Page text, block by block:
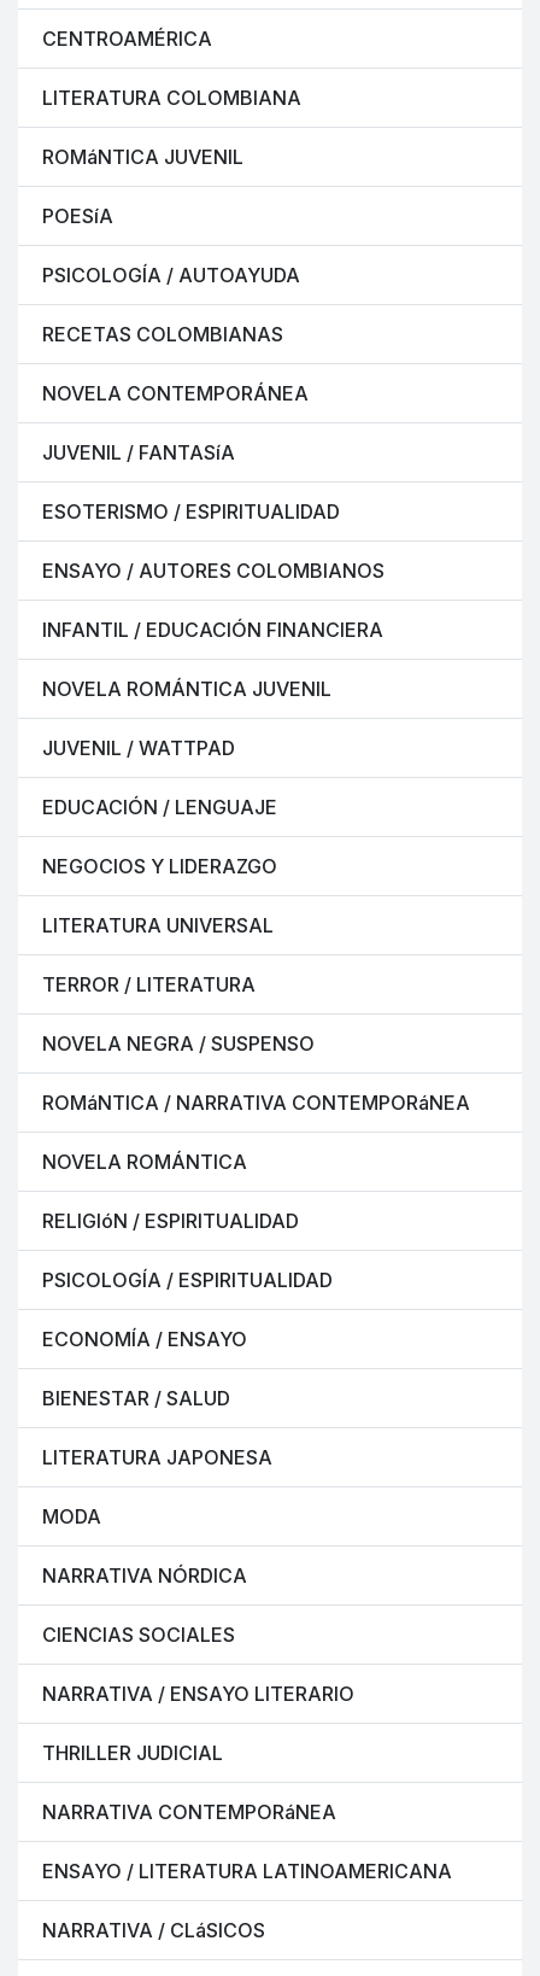
CENTROAMÉRICA
LITERATURA COLOMBIANA
ROMáNTICA JUVENIL
POESíA
PSICOLOGÍA / AUTOAYUDA
RECETAS COLOMBIANAS
NOVELA CONTEMPORÁNEA
JUVENIL / FANTASíA
ESOTERISMO / ESPIRITUALIDAD
ENSAYO / AUTORES COLOMBIANOS
INFANTIL / EDUCACIÓN FINANCIERA
NOVELA ROMÁNTICA JUVENIL
JUVENIL / WATTPAD
EDUCACIÓN / LENGUAJE
NEGOCIOS Y LIDERAZGO
LITERATURA UNIVERSAL
TERROR / LITERATURA
NOVELA NEGRA / SUSPENSO
ROMáNTICA / NARRATIVA CONTEMPORáNEA
NOVELA ROMÁNTICA
RELIGIóN / ESPIRITUALIDAD
PSICOLOGÍA / ESPIRITUALIDAD
ECONOMÍA / ENSAYO
BIENESTAR / SALUD
LITERATURA JAPONESA
MODA
NARRATIVA NÓRDICA
CIENCIAS SOCIALES
NARRATIVA / ENSAYO LITERARIO
THRILLER JUDICIAL
NARRATIVA CONTEMPORáNEA
ENSAYO / LITERATURA LATINOAMERICANA
NARRATIVA / CLáSICOS